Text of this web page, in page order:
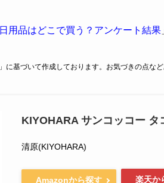
日用品はどこで買う？アンケート結果
」に基づいて作成しております。お気づきの点など
KIYOHARA サンコッコー タ
清原(KIYOHARA)
Amazonから探す 楽天か